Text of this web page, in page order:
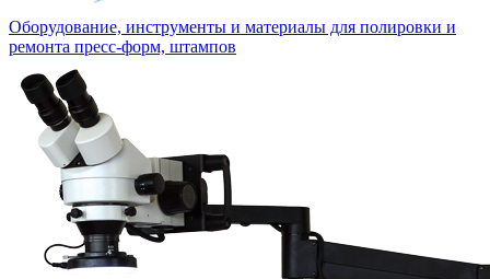
Оборудование, инструменты и материалы для полировки и
ремонта пресс-форм, штампов